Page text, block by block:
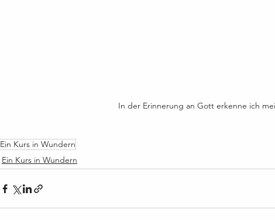
In der Erinnerung an Gott erkenne ich
Ein Kurs in Wundern
Ein Kurs in Wundern